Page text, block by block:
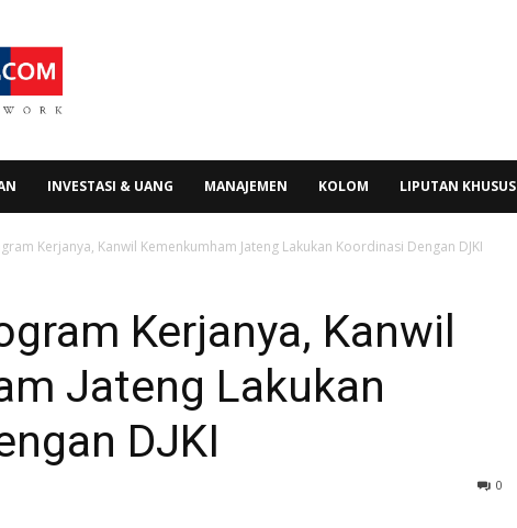
INVESTASI & UANG MANAJEMEN KOLOM LIPUTAN KHUSUS
Kerjanya, Kanwil Kemenkumham Jateng Lakukan Koordinasi Dengan DJKI
Kerjanya, Kanwil
Jateng Lakukan
DJKI
0